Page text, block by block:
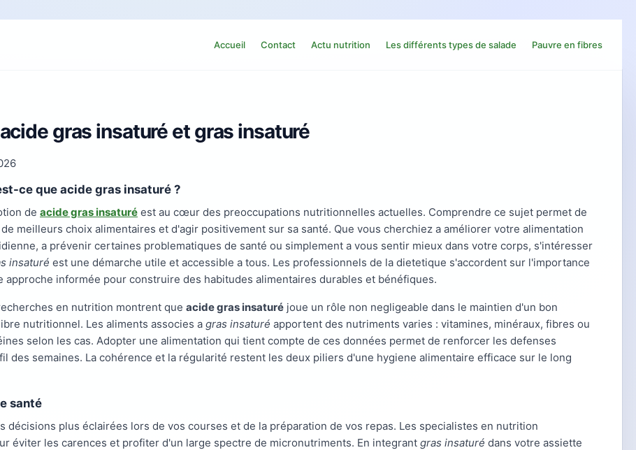
Accueil Contact Actu nutrition Les différents types de salade Pauvre en fibres
gras insaturé et gras insaturé
ce que acide gras insaturé ?
de acide gras insaturé est au cœur des preoccupations nutritionnelles actuelles. Comprendre ce sujet permet de
meilleurs choix alimentaires et d'agir positivement sur sa santé. Que vous cherchiez a améliorer votre alimentation
a prévenir certaines problematiques de santé ou simplement a vous sentir mieux dans votre corps, s'intéresser
insaturé est une démarche utile et accessible a tous. Les professionnels de la dietetique s'accordent sur l'importance
approche informée pour construire des habitudes alimentaires durables et bénéfiques.
en nutrition montrent que acide gras insaturé joue un rôle non negligeable dans le maintien d'un bon
nutritionnel. Les aliments associes a gras insaturé apportent des nutriments varies : vitamines, minéraux, fibres ou
selon les cas. Adopter une alimentation qui tient compte de ces données permet de renforcer les defenses
des semaines. La cohérence et la régularité restent les deux piliers d'une hygiene alimentaire efficace sur le long
santé
décisions plus éclairées lors de vos courses et de la préparation de vos repas. Les specialistes en nutrition
éviter les carences et profiter d'un large spectre de micronutriments. En integrant gras insaturé dans votre assiette